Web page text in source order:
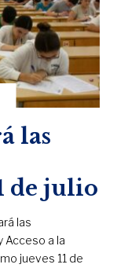
las
de julio
las
Acceso a la
jueves 11 de